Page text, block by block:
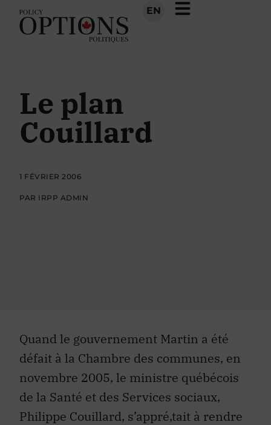
EN
Le plan
Couillard
1 FÉVRIER 2006
PAR IRPP ADMIN
Quand le gouvernement Martin a été
défait à la Chambre des communes, en
novembre 2005, le ministre québécois
de la Santé et des Services sociaux,
Philippe Couillard, s’appré‚tait à rendre